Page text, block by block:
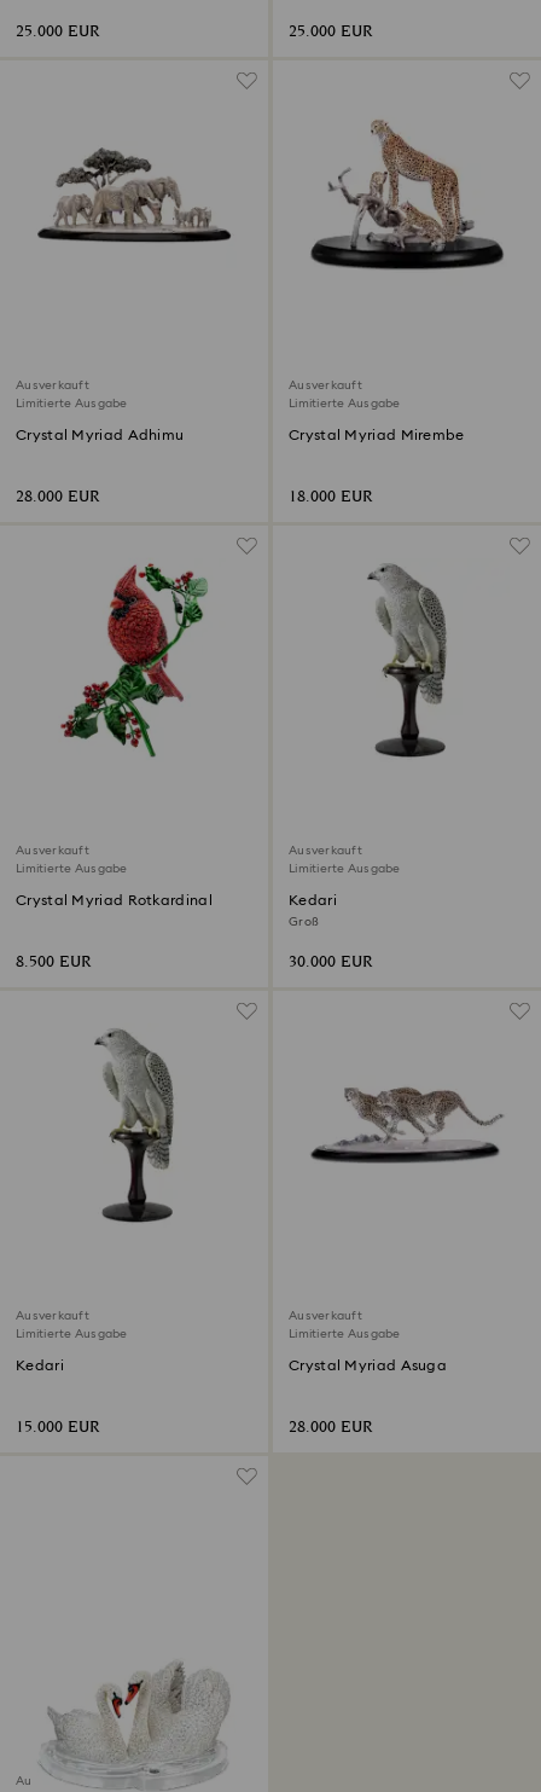
25.000 EUR 25.000 EUR
Ausverkauft
Limitierte Ausgabe
Crystal Myriad Adhimu
28.000 EUR
Ausverkauft
Limitierte Ausgabe
Crystal Myriad Mirembe
18.000 EUR
Ausverkauft
Limitierte Ausgabe
Crystal Myriad Rotkardinal
8.500 EUR
Ausverkauft
Limitierte Ausgabe
Kedari
Groß
30.000 EUR
Ausverkauft
Limitierte Ausgabe
Kedari
15.000 EUR
Ausverkauft
Limitierte Ausgabe
Crystal Myriad Asuga
28.000 EUR
Ausverkauft